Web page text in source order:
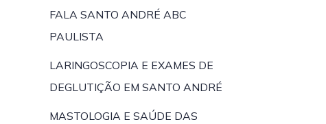
FALA SANTO ANDRÉ ABC
PAULISTA
LARINGOSCOPIA E EXAMES DE
DEGLUTIÇÃO EM SANTO ANDRÉ
MASTOLOGIA E SAÚDE DAS